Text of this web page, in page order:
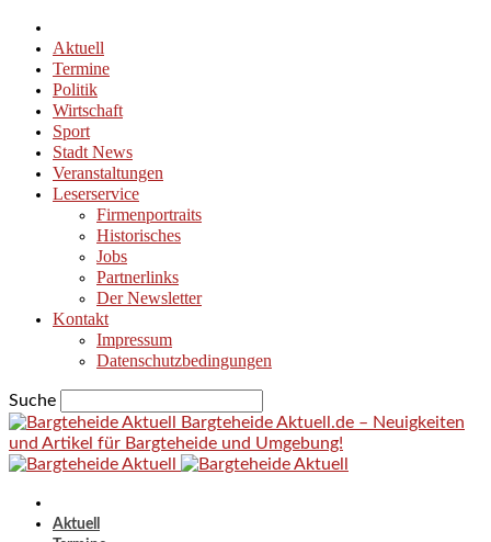
Aktuell
Termine
Politik
Wirtschaft
Sport
Stadt News
Veranstaltungen
Leserservice
Firmenportraits
Historisches
Jobs
Partnerlinks
Der Newsletter
Kontakt
Impressum
Datenschutzbedingungen
Suche
Bargteheide Aktuell.de – Neuigkeiten
und Artikel für Bargteheide und Umgebung!
Aktuell